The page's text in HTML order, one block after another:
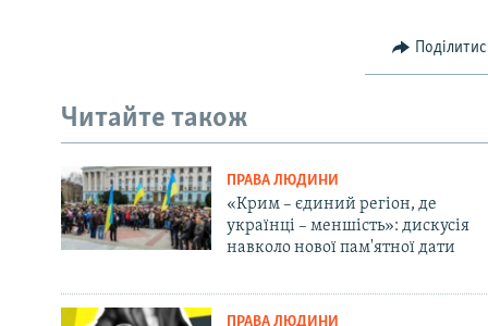
Читайте також
ПРАВА ЛЮДИНИ
«Крим – єдиний регіон, де
українці – меншість»: дискусія
навколо нової пам'ятної дати
ПРАВА ЛЮДИНИ